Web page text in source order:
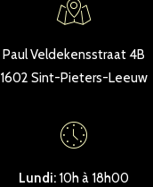
Paul Veldekensstraat 4B
1602 Sint-Pieters-Leeuw
Lundi: 10h à 18h00